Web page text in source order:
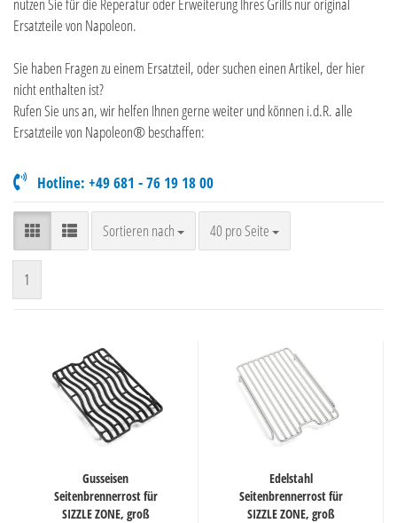
Ersatzteile von Napoleon.
Sie haben Fragen zu einem Ersatzteil, oder suchen einen Artikel, der hier
nicht enthalten ist?
Rufen Sie uns an, wir helfen Ihnen gerne weiter und können i.d.R. alle
Ersatzteile von Napoleon® beschaffen:
Hotline: +49 681 - 76 19 18 00
Sortieren nach
Sortieren nach 40 pro Seite
pro Seite
1
Gusseisen
Seitenbrennerrost für
SIZZLE ZONE, groß
Edelstahl
Seitenbrennerrost für
SIZZLE ZONE, groß